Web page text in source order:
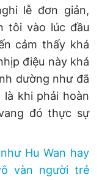
lễ đơn giản,
tôi vào lúc đầu
cảm thấy khá
điệu này khá
dường như đã
khi phải hoàn
đó thực sự
Hu Wan hay
vàn người trẻ